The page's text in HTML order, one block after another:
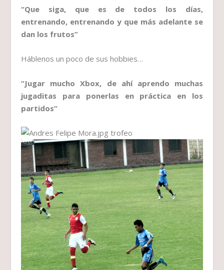
“Que siga, que es de todos los días,
entrenando, entrenando y que más adelante se
dan los frutos”
Háblenos un poco de sus hobbies…
“Jugar mucho Xbox, de ahí aprendo muchas
jugaditas para ponerlas en práctica en los
partidos”